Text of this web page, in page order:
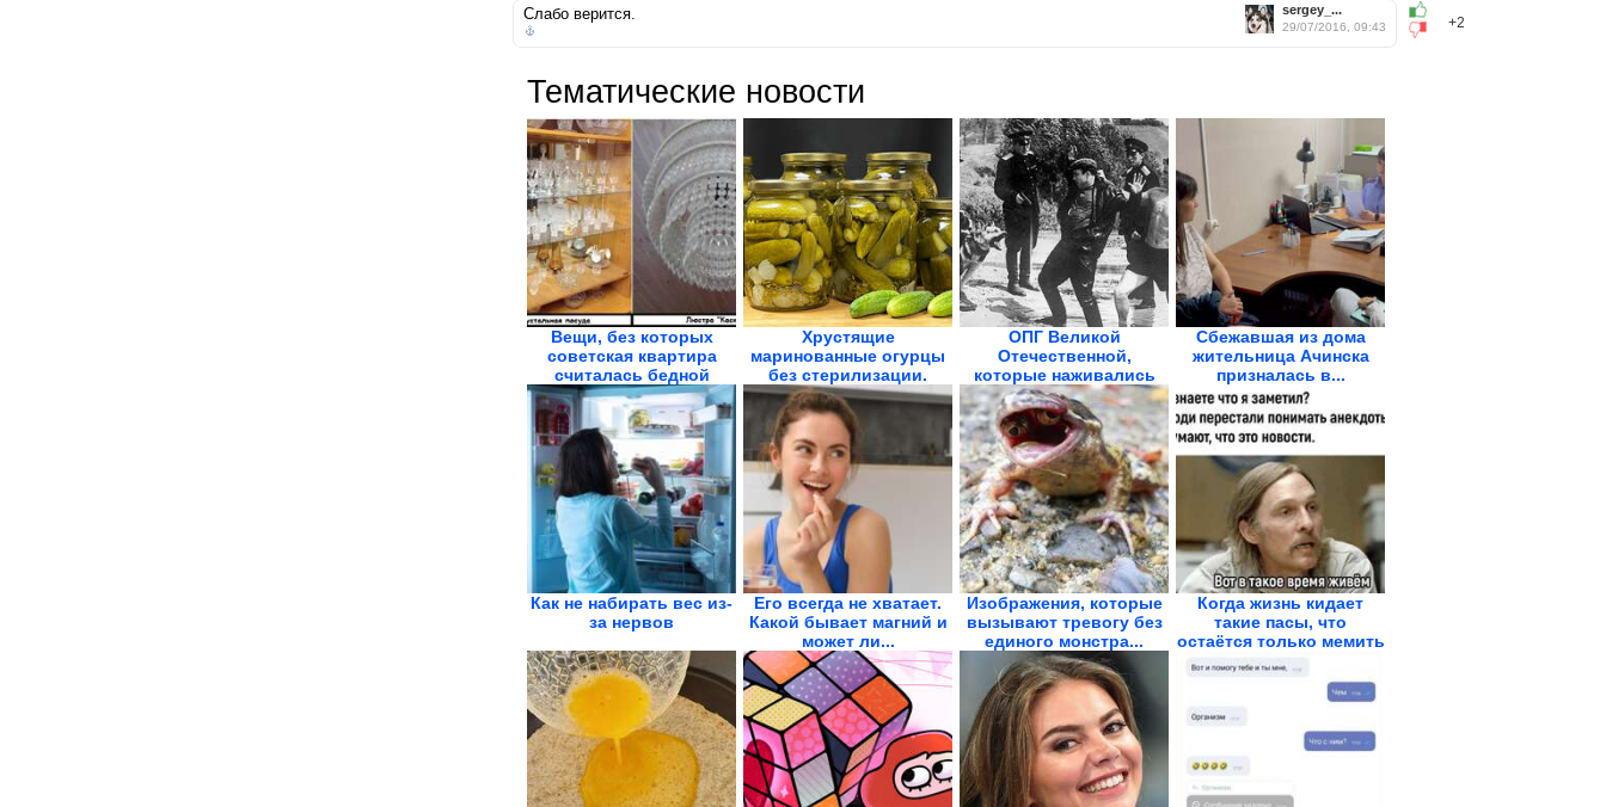
+2
sergey_...
29/07/2016, 09:43
Слабо верится.
Тематические новости
Вещи, без которых
советская квартира
считалась бедной
Хрустящие
маринованные огурцы
без стерилизации.
Стоят всю...
ОПГ Великой
Отечественной,
которые наживались
на...
Сбежавшая из дома
жительница Ачинска
призналась в...
Как не набирать вес из-
за нервов
Его всегда не хватает.
Какой бывает магний и
может ли...
Изображения, которые
вызывают тревогу без
единого монстра...
Когда жизнь кидает
такие пасы, что
остаётся только мемить